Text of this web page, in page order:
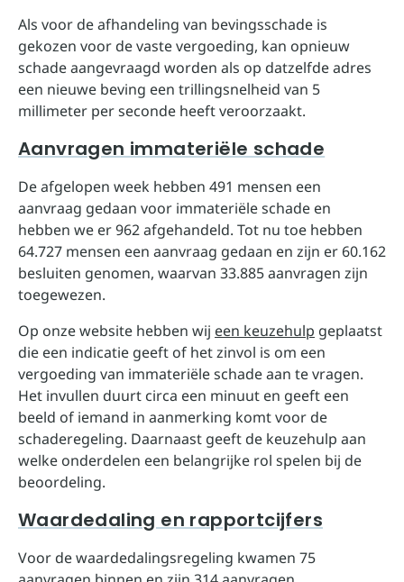
Als voor de afhandeling van bevingsschade is
gekozen voor de vaste vergoeding, kan opnieuw
schade aangevraagd worden als op datzelfde adres
een nieuwe beving een trillingsnelheid van 5
millimeter per seconde heeft veroorzaakt.
Aanvragen immateriële schade
De afgelopen week hebben 491 mensen een
aanvraag gedaan voor immateriële schade en
hebben we er 962 afgehandeld. Tot nu toe hebben
64.727 mensen een aanvraag gedaan en zijn er 60.162
besluiten genomen, waarvan 33.885 aanvragen zijn
toegewezen.
Op onze website hebben wij een keuzehulp geplaatst
die een indicatie geeft of het zinvol is om een
vergoeding van immateriële schade aan te vragen.
Het invullen duurt circa een minuut en geeft een
beeld of iemand in aanmerking komt voor de
schaderegeling. Daarnaast geeft de keuzehulp aan
welke onderdelen een belangrijke rol spelen bij de
beoordeling.
Waardedaling en rapportcijfers
Voor de waardedalingsregeling kwamen 75